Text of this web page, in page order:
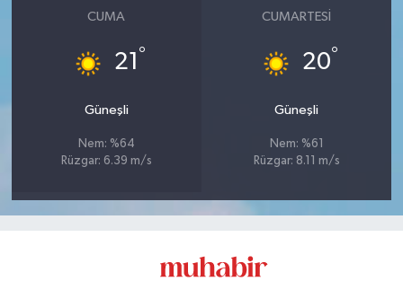
CUMA
21 °
Güneşli
Nem: %64
Rüzgar: 6.39 m/s
CUMARTESI
20°
Güneşli
Nem: %61
Rüzgar: 8.11 m/s